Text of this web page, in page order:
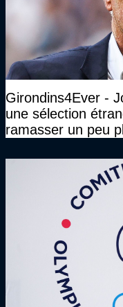
Girondins4Ever -
une sélection
ramasser un peu